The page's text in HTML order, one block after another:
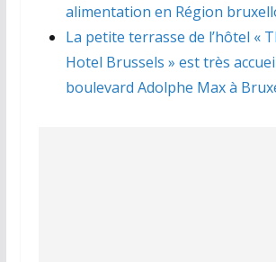
alimentation en Région
La petite terrasse de l’hôtel «
Hotel Brussels » est très
boulevard Adolphe Max à